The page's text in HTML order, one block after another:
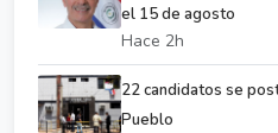
el 15 de agosto
Hace 2h
22 candidatos se
Pueblo